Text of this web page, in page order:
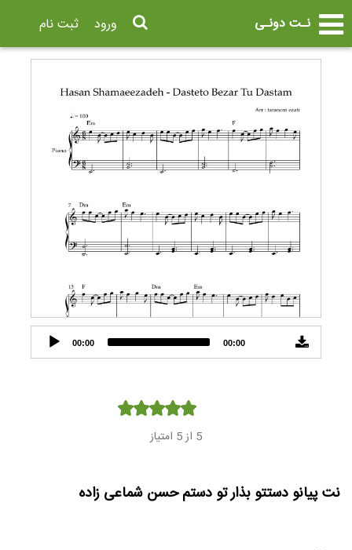
نـت دونـی ثبت نام ورود
Audio
Player
00:00 00:00
5 از 5 امتیاز
نت پیانو دستتو بذار تو دستم حسن شماعی زاده